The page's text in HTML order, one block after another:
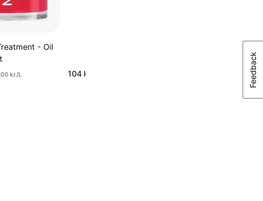
- Oil
kr./L 104 kr.